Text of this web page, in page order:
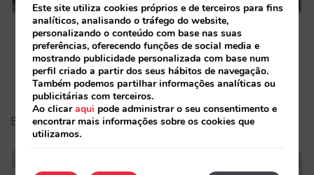
VP Plaza España
Visite VP Plaza España
Experiência3D em hotel de férias:
Este site utiliza cookies próprios e de terceiros para fins
analíticos, analisando o tráfego do website,
personalizando o conteúdo com base nas suas
preferências, oferecendo funções de social media e
mostrando publicidade personalizada com base num
perfil criado a partir dos seus hábitos de navegação.
Também podemos partilhar informações analíticas ou
publicitárias com terceiros.
Ao clicaraqui pode administrar o seu consentimento e
encontrar mais informações sobre os cookies que
utilizamos.